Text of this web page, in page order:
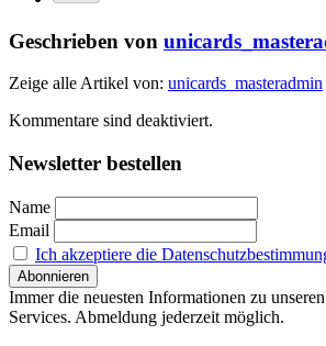
Geschrieben von
Zeige alle Artikel von: unicards_masteradmin
Kommentare sind deaktiviert.
Newsletter bestellen
Name
Email
Ich akzeptiere die
Immer die neuesten Informationen zu
Services. Abmeldung jederzeit möglich.